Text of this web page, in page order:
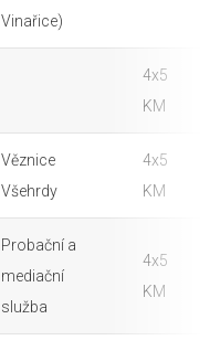
Vinařice)
4x5
KM
Věznice
Všehrdy
4x5
KM
Probační a
mediační
služba
4x5
KM